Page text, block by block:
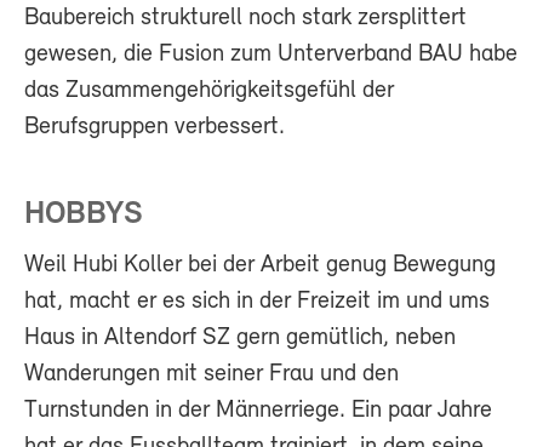
Baubereich strukturell noch stark zersplittert
gewesen, die Fusion zum Unterverband BAU habe
das Zusammengehörigkeitsgefühl der
Berufsgruppen verbessert.
HOBBYS
Weil Hubi Koller bei der Arbeit genug Bewegung
hat, macht er es sich in der Freizeit im und ums
Haus in Altendorf SZ gern gemütlich, neben
Wanderungen mit seiner Frau und den
Turnstunden in der Männerriege. Ein paar Jahre